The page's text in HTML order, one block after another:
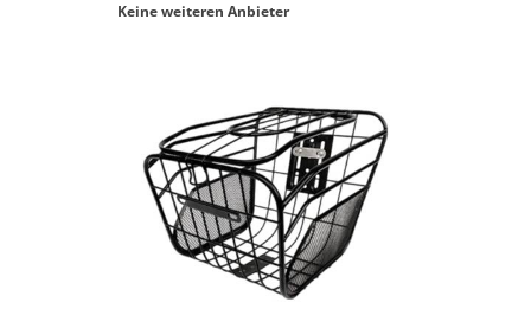
Keine weiteren Anbieter